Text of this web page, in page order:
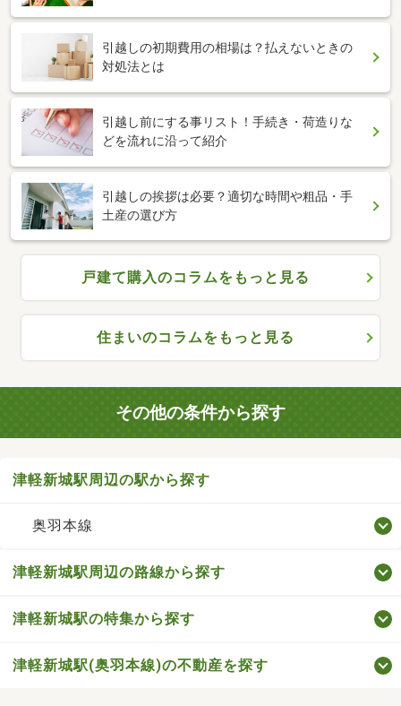
引越しの初期費用の相場は？払えないときの
対処法とは
引越し前にする事リスト！手続き・荷造りな
どを流れに沿って紹介
引越しの挨拶は必要？適切な時間や粗品・手
土産の選び方
戸建て購入のコラムをもっと見る
住まいのコラムをもっと見る
その他の条件から探す
津軽新城駅周辺の駅から探す
奥羽本線
津軽新城駅周辺の路線から探す
津軽新城駅の特集から探す
津軽新城駅(奥羽本線)の不動産を探す